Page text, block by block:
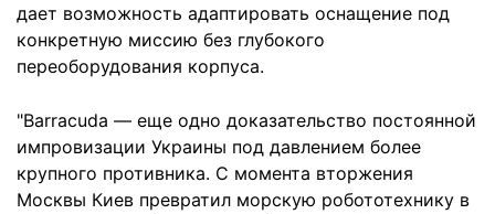
дает возможность адаптировать оснащение под
конкретную миссию без глубокого
переоборудования корпуса.
"Barracuda — еще одно доказательство постоянной
импровизации Украины под давлением более
крупного противника. С момента вторжения
Москвы Киев превратил морскую робототехнику в